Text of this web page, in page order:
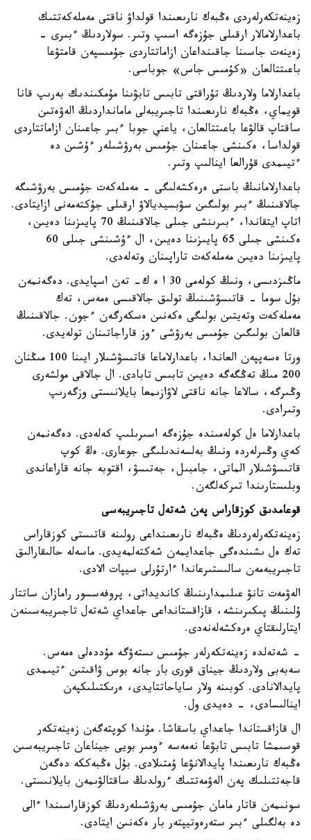
زەينەتكەرلەردى ەڭبەك نارىعىندا قولداۋ ناقتى مەملەكەتتىك
باعدارلامالار ارقىلى جۇزەگە اسىپ وتىر. سولاردىڭ ءبىرى -
زەينەت جاسىنا جاقىنداعان ازاماتتاردى جۇمىسپەن قامتۋعا
باعىتتالعان «كۇمىس جاس» جوباسى.
باعدارلاما ولاردىڭ تۇراقتى تابىس تابۋىنا مۇمكىندىك بەرىپ قانا
قويماي، ەڭبەك نارىعىندا تاجىريبەلى مامانداردىڭ الەۋەتىن
ساقتاپ قالۋعا باعىتتالعان، ياعني جوبا ءبىر جاعىنان ازاماتتاردى
قولداسا، ەكىنشى جاعىنان جۇمىس بەرۋشىلەر ءۇشىن دە
ءتيىمدى قۇرالعا اينالىپ وتىر.
باعدارلامانىڭ باستى ەرەكشەلىگى - مەملەكەت جۇمىس بەرۋشىگە
جالاقىنىڭ ءبىر بولىگىن سۋبسيديالاۋ ارقىلى جۇكتەمەنى ازايتادى.
اتاپ ايتقاندا، ءبىرىنشى جىلى جالاقىنىڭ 70 پايىزىنا دەيىن،
ەكىنشى جىلى 65 پايىزىنا دەيىن، ال ءۇشىنشى جىلى 60
پايىزىنا دەيىن مەملەكەت تاراپىنان وتەلەدى.
ماڭىزدىسى، ونىڭ كولەمى 30 ا ە ك- تەن اسپايدى. دەگەنمەن
بۇل سوما - قاتىسۋشىنىڭ تولىق جالاقىسى ەمەس، تەك
مەملەكەت وتەيتىن بولىگى ەكەنىن ەسكەرگەن ءجون. جالاقىنىڭ
قالعان بولىگىن جۇمىس بەرۋشى ءوز قاراجاتىنان تولەيدى.
ورتا ەسەپپەن العاندا، باعدارلاماعا قاتىسۋشىلار ايىنا 100 مىڭنان
200 مىڭ تەڭگەگە دەيىن تابىس تابادى. ال جالاقى مولشەرى
وڭىرگە، سالاعا جانە ناقتى لاۋازىمعا بايلانىستى وزگەرىپ
وتىرادى.
باعدارلاما ەل كولەمىندە جۇزەگە اسىرىلىپ كەلەدى. دەگەنمەن
كەي وڭىرلەردە ونىڭ بەلسەندىلىگى جوعارى. ەڭ كوپ
قاتىسۋشىلار الماتى، جامبىل، جەتىسۋ، اقتوبە جانە قاراعاندى
وبلىستارىندا تىركەلگەن.
قوعامدىق كوزقاراس پەن شەتەل تاجىريبەسى
زەينەتكەرلەردىڭ ەڭبەك نارىعىنداعى رولىنە قاتىستى كوزقاراس
تەك ەل ىشىندەگى جاعدايمەن شەكتەلمەيدى. ماسەلە حالىقارالىق
تاجىريبەمەن سالىستىرعاندا ءارتۇرلى سيپات الادى.
الەۋمەت تانۋ عىلىمدارىنىڭ كانديداتى، پروفەسسور رامازان ساتتار
ۇلىنىڭ پىكىرىنشە، قازاقستانداعى جاعداي شەتەل تاجىريبەسىنەن
ايتارلىقتاي ەرەكشەلەنەدى.
- شەتەلدە زەينەتكەرلەر جۇمىس ىستەۋگە مۇددەلى ەمەس.
سەبەبى ولاردىڭ جيناق قورى بار جانە بوس ۋاقىتىن ءتيىمدى
پايدالانادى. كوبىنە ولار ساياحاتتايدى، ەرىكتىلىكپەن
اينالىسادى، - دەيدى ول.
ال قازاقستاندا جاعداي باسقاشا. مۇندا كوپتەگەن زەينەتكەر
قوسىمشا تابىس تابۋعا نەمەسە ءومىر بويى جيناعان تاجىريبەسىن
ەڭبەك نارىعىندا پايدالانۋعا ۇمتىلادى. بۇل ەڭبەككە دەگەن
قاجەتتىلىك پەن الەۋمەتتىك ءرولدىڭ ساقتالۋىمەن بايلانىستى.
سونىمەن قاتار مامان جۇمىس بەرۋشىلەردىڭ كوزقاراسىندا ءالى
دە بەلگىلى ءبىر ستەرەوتيپتەر بار ەكەنىن ايتادى.